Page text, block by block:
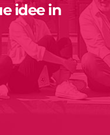
idee in